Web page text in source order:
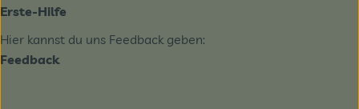
Erste-Hilfe
Hier kannst du uns Feedback geben:
Feedback